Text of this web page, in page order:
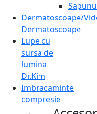
Dermatoscoape/
Dermatoscoape
Lupe cu
sursa de
lumina
Dr.Kim
Imbracaminte
compresie